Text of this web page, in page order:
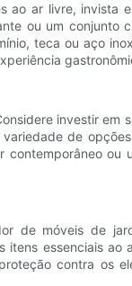
ao ar livre, invista
ou um conjunto
teca ou aço
investir em
de
ou
de móveis de
essenciais ao
contra os